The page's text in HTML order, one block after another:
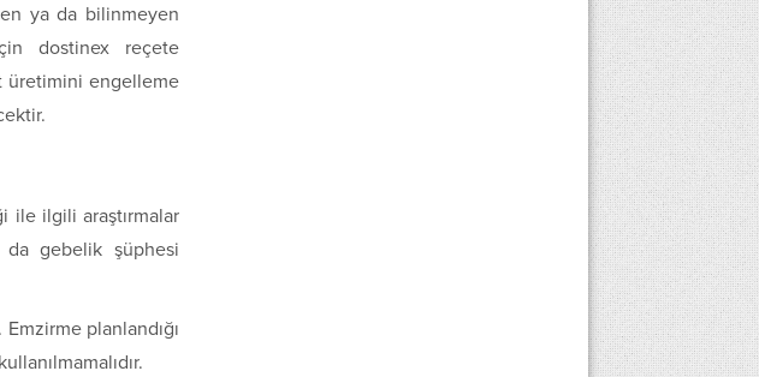
ya da bilinmeyen
dostinex reçete
üretimini engelleme
ile ilgili araştırmalar
da gebelik şüphesi
planlandığı